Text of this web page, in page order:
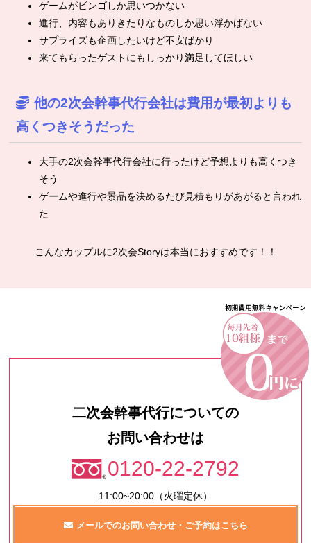
ゲームがビンゴしか思いつかない
進行、内容もありきたりなものしか思い浮かばない
サプライズも企画したいけど不安ばかり
来てもらったゲストにもしっかり満足してほしい
他の2次会幹事代行会社は費用が最初よりも
高くつきそうだった
大手の2次会幹事代行会社に行ったけど予想よりも高くつき
そう
ゲームや進行や景品を決めるたび見積もりがあがると言われ
た
こんなカップルに2次会Storyは本当におすすめです！！
二次会幹事代行についての
お問い合わせは
0120-22-2792
11:00~20:00（火曜定休）
メールでのお問い合わせ・ご予約はこちら